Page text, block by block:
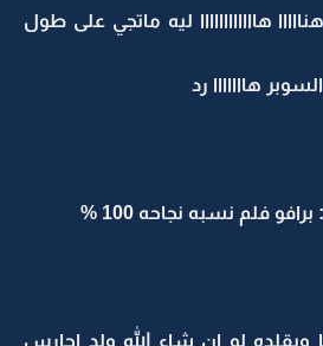
هاااااااااااا ليه ماتجي على طول
هااااااا رد
فلم نسبه نجاحه 100 %
ويقلده لو ان شاء الله ولد احارس